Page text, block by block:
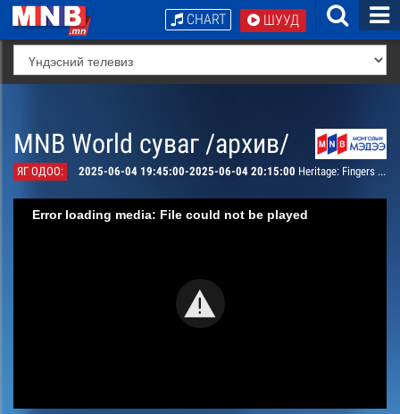
ШУУД
CHART
MNB World суваг /архив/
ЯГ ОДОО: 2025-06-04 19:45:00-2025-06-04 20:15:00 Heritage: Fingers with Sound
Error loading media: File could not be played